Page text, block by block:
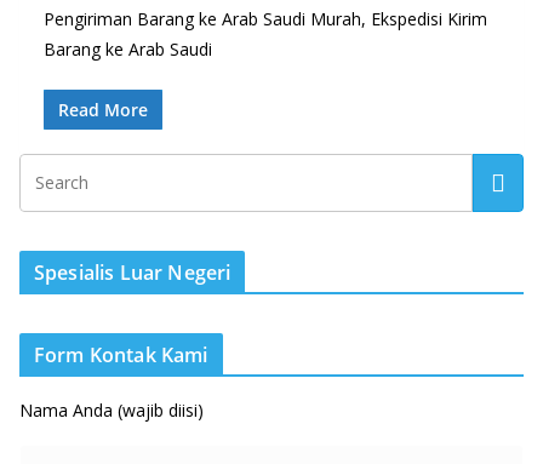
Pengiriman Barang ke Arab Saudi Murah, Ekspedisi Kirim
Barang ke Arab Saudi
Read More
Spesialis Luar Negeri
Form Kontak Kami
Nama Anda (wajib diisi)